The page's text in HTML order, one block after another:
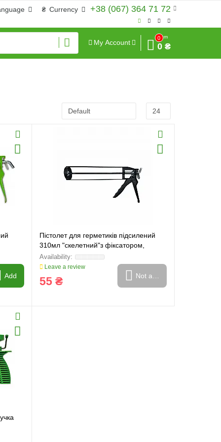
+38 (067) 364 71 72
₴ Currency
My Account
0
Sum
0 ₴
Add
Пістолет для герметиків підсилений
310мл "скелетний"з фіксатором,
шестигранний шток 7mm
Leave a review
55 ₴ Not available